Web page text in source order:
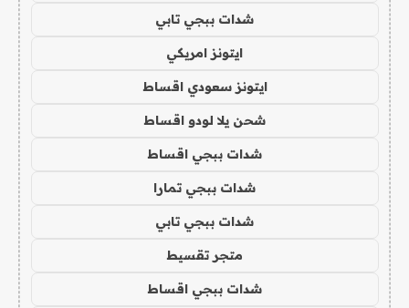
شدات ببجي تابي
ايتونز امريكي
ايتونز سعودي اقساط
شحن يلا لودو اقساط
شدات ببجي اقساط
شدات ببجي تمارا
شدات ببجي تابي
متجر تقسيط
شدات ببجي اقساط